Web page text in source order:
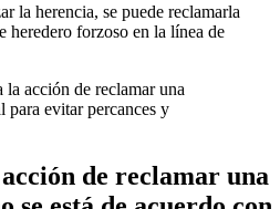
la herencia, se puede reclamarla
heredero forzoso en la línea de
de reclamar una